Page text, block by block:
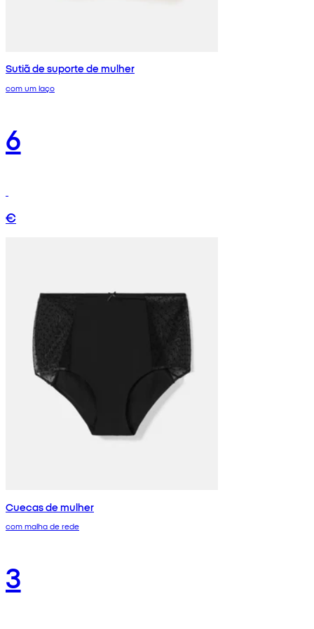
Sutiã de suporte de mulher
com um laço
6
€
Cuecas de mulher
com malha de rede
3